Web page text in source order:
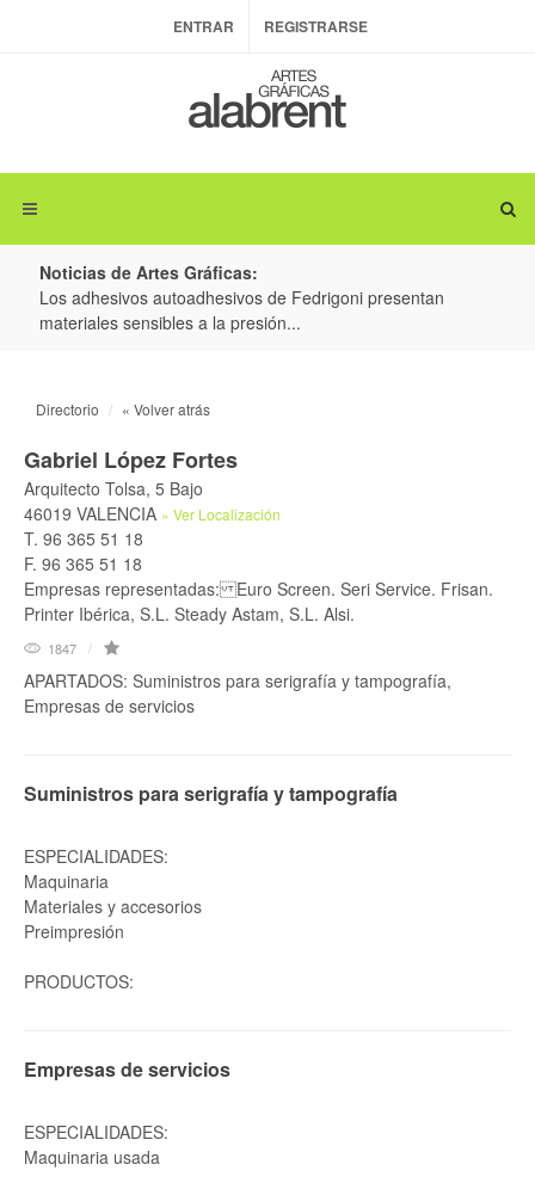
ENTRAR REGISTRARSE
Noticias de Artes Gráficas:
Los adhesivos autoadhesivos de Fedrigoni presentan
materiales sensibles a la presión...
Directorio « Volver atrás
Gabriel López Fortes
Arquitecto Tolsa, 5 Bajo
46019 VALENCIA » Ver Localización
T. 96 365 51 18
F. 96 365 51 18
Empresas representadas: Euro Screen. Seri Service. Frisan.
Printer Ibérica, S.L. Steady Astam, S.L. Alsi.
1847
APARTADOS: Suministros para serigrafía y tampografía,
Empresas de servicios
Suministros para serigrafía y tampografía
ESPECIALIDADES:
Maquinaria
Materiales y accesorios
Preimpresión
PRODUCTOS:
Empresas de servicios
ESPECIALIDADES:
Maquinaria usada